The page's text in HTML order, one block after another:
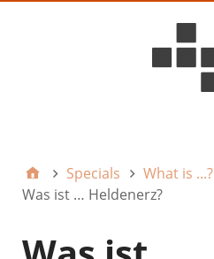
Specials
What is ...?
Was ist … Heldenerz?